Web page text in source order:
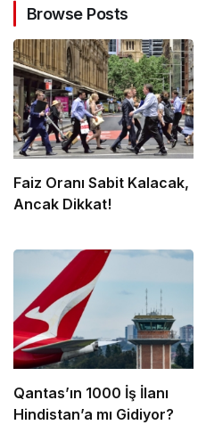
Browse Posts
Faiz Oranı Sabit Kalacak,
Ancak Dikkat!
Qantas’ın 1000 İş İlanı
Hindistan’a mı Gidiyor?